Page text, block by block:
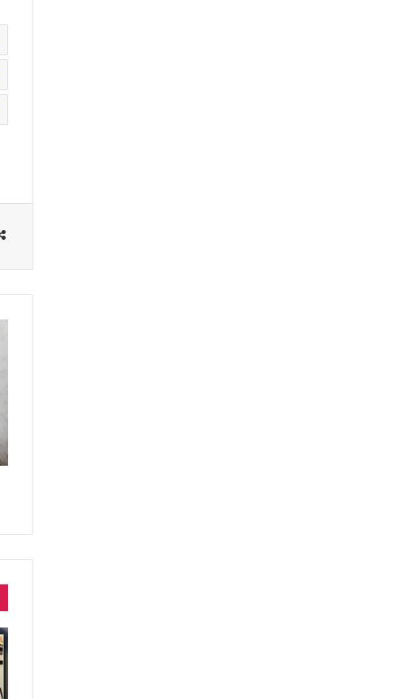
أ
ت
ي
ر
ق
ن
1
.
5